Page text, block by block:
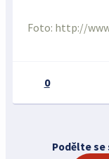
Foto: http://
0
Podělte